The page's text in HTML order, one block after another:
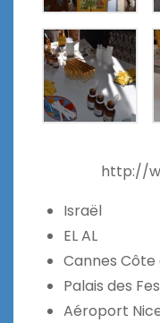
http://
Israël
EL AL
Cannes Côte
Palais des
Aéroport